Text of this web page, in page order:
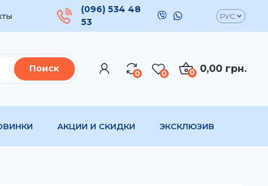
(096) 534 48
53
РУС
Поиск 0 0 0,00 грн.
0
АКЦИИ И СКИДКИ ЭКСКЛЮЗИВ